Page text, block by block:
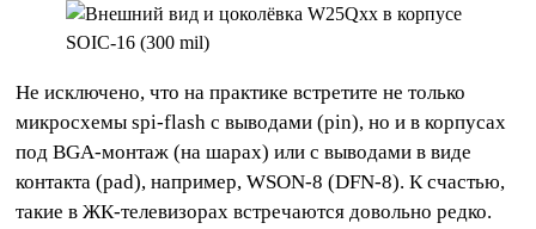
Не исключено, что на практике встретите не только
микросхемы spi-flash с выводами (pin), но и в корпусах
под BGA-монтаж (на шарах) или с выводами в виде
контакта (pad), например, WSON-8 (DFN-8). К счастью,
такие в ЖК-телевизорах встречаются довольно редко.